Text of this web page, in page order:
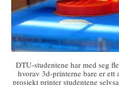
DTU-studentene har med seg
hvorav 3d-printerne bare er ett
prosjekt printer studentene